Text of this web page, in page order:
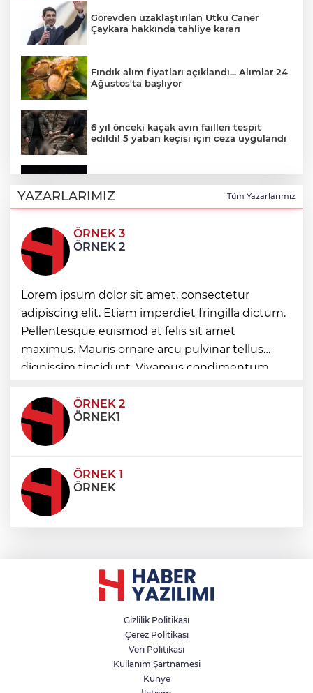
Görevden uzaklaştırılan Utku Caner
Çaykara hakkında tahliye kararı
Fındık alım fiyatları açıklandı... Alımlar 24
Ağustos'ta başlıyor
6 yıl önceki kaçak avın failleri tespit
edildi! 5 yaban keçisi için ceza uygulandı
Carettalar yeni sezona hırslı başladı
Balıkesir'de Kepsut’a Kent Lokantası ve
altyapı desteği
Samsun’da Alaçam'a yeni yaşam alanı
kazandırıldı
İstanbul İtfaiyesi’nden yangın riskine
karşı videolu uyarı
YAZARLARIMIZ Tüm Yazarlarımız
ÖRNEK 3
ÖRNEK 2
Lorem ipsum dolor sit amet, consectetur
adipiscing elit. Etiam imperdiet fringilla dictum.
Pellentesque euismod at felis sit amet
maximus. Mauris ornare arcu pulvinar tellus
dignissim tincidunt. Vivamus condimentum
condimentum eros et, faucibus sapien. Praese
ÖRNEK 2
ÖRNEK1
ÖRNEK 1
ÖRNEK
Gizlilik Politikası
Çerez Politikası
Veri Politikası
Kullanım Şartnamesi
Künye